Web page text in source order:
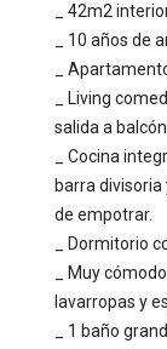
_ 42m2
_ 10 años de
_
_ Living
salida a balcón.
_ Cocina
barra
de empotrar.
_ Dormitorio
_ Muy
lavarropas y
_ 1 baño